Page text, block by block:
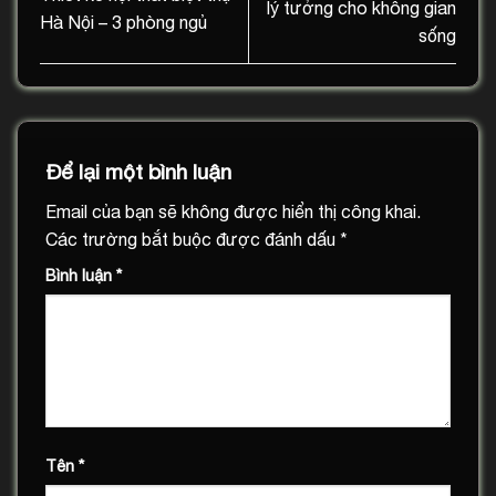
Hà Nội – 3 phòng ngủ
lý tưởng cho không gian
sống
Để lại một bình luận
Email của bạn sẽ không được hiển thị công khai.
Các trường bắt buộc được đánh dấu *
Bình luận *
Tên *